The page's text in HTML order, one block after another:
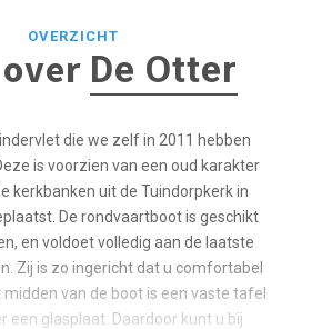
OVERZICHT
De Otter
die we zelf in 2011 hebben
is voorzien van een oud karakter
kerkbanken uit de Tuindorpkerk in
De rondvaartboot is geschikt
en voldoet volledig aan de laatste
Zij is zo ingericht dat u comfortabel
van de boot is een vaste tafel
een glasplaat. Daardoor kunt u bij